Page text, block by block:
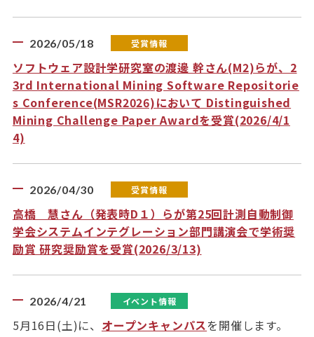
2026/05/18 受賞情報
ソフトウェア設計学研究室の渡邊 幹さん(M2)らが、2
3rd International Mining Software Repositorie
s Conference(MSR2026)において Distinguished
Mining Challenge Paper Awardを受賞(2026/4/1
4)
2026/04/30 受賞情報
高橋 慧さん（発表時D１）らが第25回計測自動制御
学会システムインテグレーション部門講演会で学術奨
励賞 研究奨励賞を受賞(2026/3/13)
2026/4/21 イベント情報
5月16日(土)に、 オープンキャンパスを開催します。